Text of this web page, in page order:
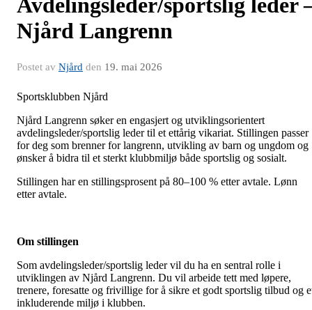
Njård Langrenn
Postet av Njård den 19. mai 2026
Sportsklubben Njård
Njård Langrenn søker en engasjert og utviklingsorientert
avdelingsleder/sportslig leder til et ettårig vikariat. Stillingen passer
for deg som brenner for langrenn, utvikling av barn og ungdom og
ønsker å bidra til et sterkt klubbmiljø både sportslig og sosialt.
Stillingen har en stillingsprosent på 80–100 % etter avtale. Lønn
etter avtale.
Om stillingen
Som avdelingsleder/sportslig leder vil du ha en sentral rolle i
utviklingen av Njård Langrenn. Du vil arbeide tett med løpere,
trenere, foresatte og frivillige for å sikre et godt sportslig tilbud og
inkluderende miljø i klubben.